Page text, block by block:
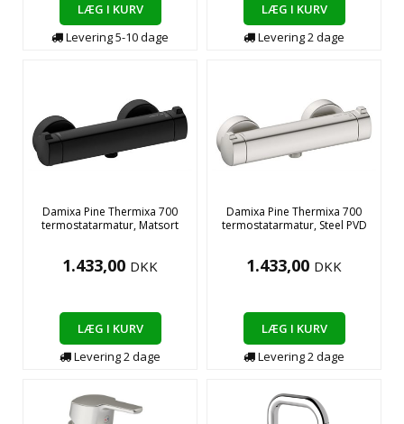
LÆG I KURV
Levering5-10dage
LÆG I KURV
Levering2dage
Damixa Pine Thermixa 700
termostatarmatur, Matsort
1.433,00 DKK
LÆG I KURV
Levering2dage
Damixa Pine Thermixa 700
termostatarmatur, Steel PVD
1.433,00 DKK
LÆG I KURV
Levering2dage